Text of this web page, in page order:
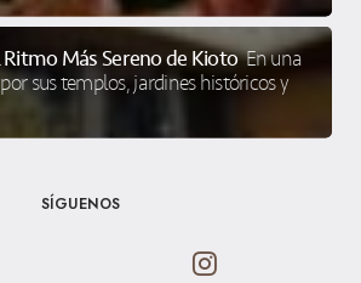
Más Sereno de Kioto En una
sus templos, jardines históricos y
SÍGUENOS